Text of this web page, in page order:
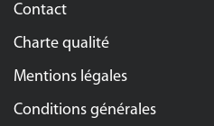
Contact
Charte qualité
Mentions légales
Conditions générales